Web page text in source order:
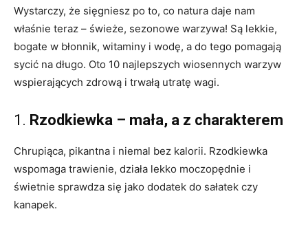
Wystarczy, że sięgniesz po to, co natura daje nam
właśnie teraz – świeże, sezonowe warzywa! Są lekkie,
bogate w błonnik, witaminy i wodę, a do tego pomagają
sycić na długo. Oto 10 najlepszych wiosennych warzyw
wspierających zdrową i trwałą utratę wagi.
1. Rzodkiewka – mała, a z charakterem
Chrupiąca, pikantna i niemal bez kalorii. Rzodkiewka
wspomaga trawienie, działa lekko moczopędnie i
świetnie sprawdza się jako dodatek do sałatek czy
kanapek.